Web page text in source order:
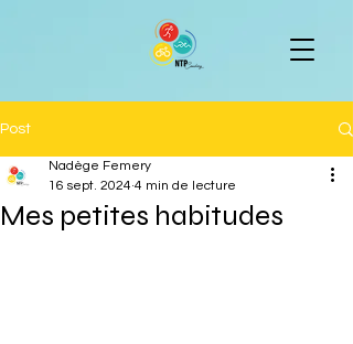
Post
Mes petites habitudes
Nadège Femery
16 sept. 2024 4 min de lecture